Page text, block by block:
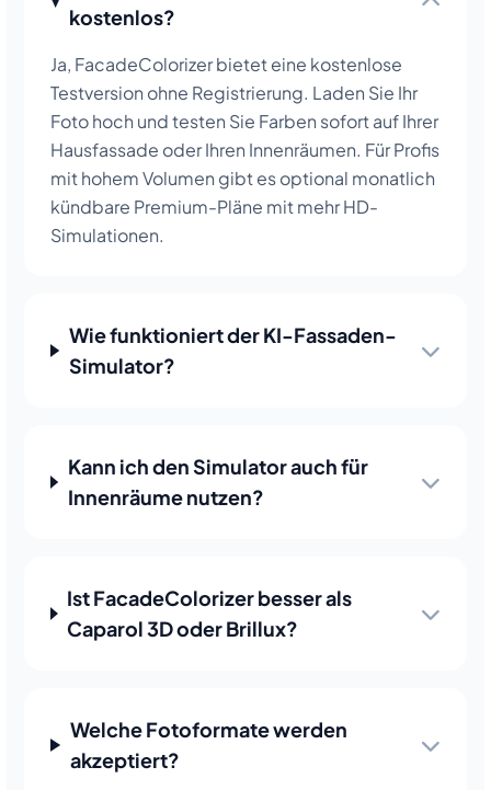
kostenlos?
Ja, FacadeColorizer bietet eine kostenlose
Testversion ohne Registrierung. Laden Sie Ihr
Foto hoch und testen Sie Farben sofort auf Ihrer
Hausfassade oder Ihren Innenräumen. Für Profis
mit hohem Volumen gibt es optional monatlich
kündbare Premium-Pläne mit mehr HD-
Simulationen.
Wie funktioniert der KI-Fassaden-
Simulator?
Kann ich den Simulator auch für
Innenräume nutzen?
Ist FacadeColorizer besser als
Caparol 3D oder Brillux?
Welche Fotoformate werden
akzeptiert?